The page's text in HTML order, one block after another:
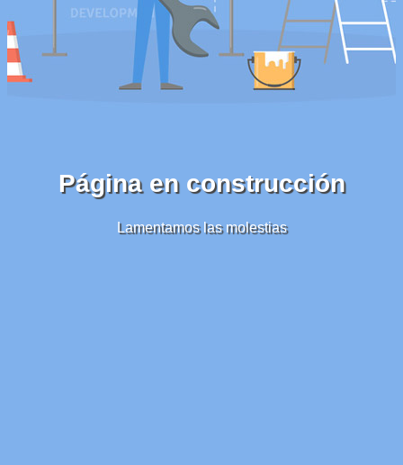
Página en construcción
Lamentamos las molestias